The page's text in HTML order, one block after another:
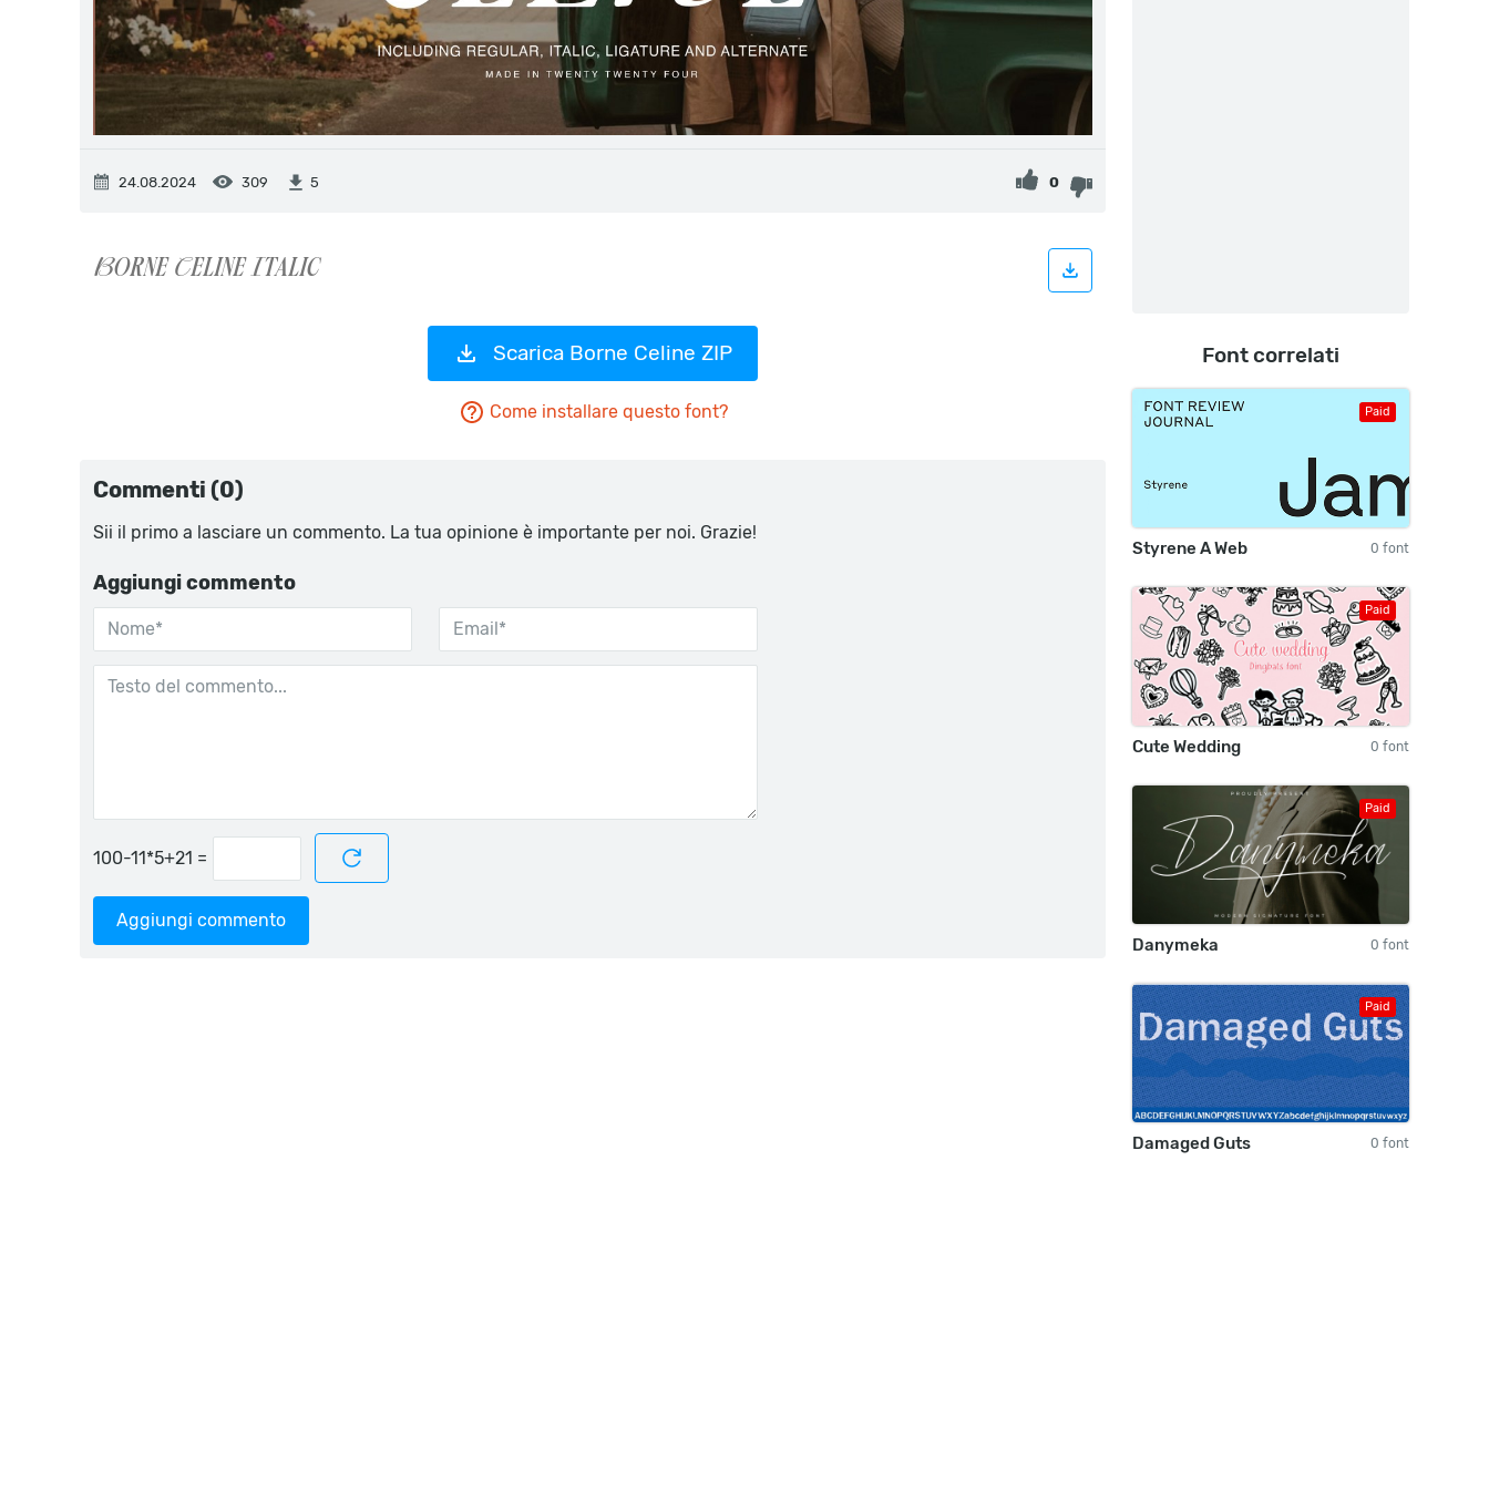
24.08.2024 309 5 0
Scarica Borne Celine ZIP
Come installare questo font?
Commenti (0)
Sii il primo a lasciare un commento. La tua opinione è importante per noi. Grazie!
Aggiungi commento
=
Aggiungi commento
Font correlati
Paid
Styrene A Web 0 font
Paid
Cute Wedding 0 font
Paid
Danymeka 0 font
Paid
Damaged Guts 0 font